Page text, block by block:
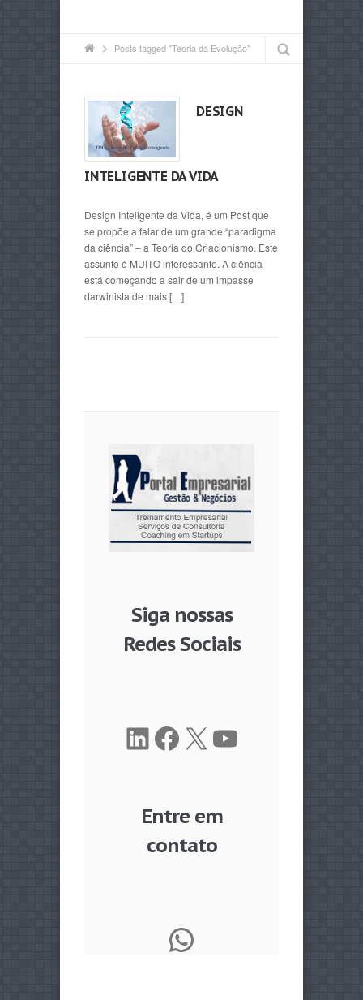
Posts tagged "Teoria da Evolução"
DESIGN
INTELIGENTE DA VIDA
Design Inteligente da Vida, é um Post que
se propõe a falar de um grande “paradigma
da ciência” – a Teoria do Criacionismo. Este
assunto é MUITO interessante. A ciência
está começando a sair de um impasse
darwinista de mais […]
Siga nossas
Redes Sociais
LinkedIn
Facebook
X Youtube
Entre em
contato
WhatsApp